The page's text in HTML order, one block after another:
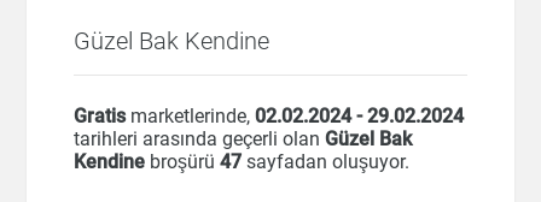
Güzel Bak Kendine
Gratismarketlerinde,02.02.2024 - 29.02.2024
tarihleri arasında geçerli olanGüzel Bak
Kendine broşürü47 sayfadan oluşuyor.